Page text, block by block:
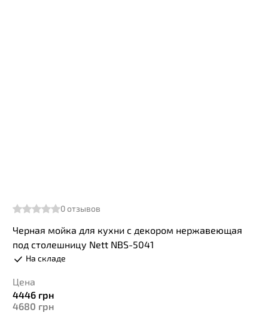
0отзывов
Черная мойка для кухни с декором нержавеющая
под столешницу Nett NBS-5041
На складе
Цена
4446 грн
4680 грн